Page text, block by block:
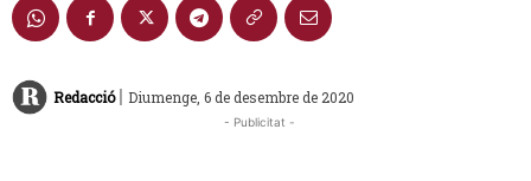
Redacció | Diumenge, 6 de desembre de 2020
- Publicitat -